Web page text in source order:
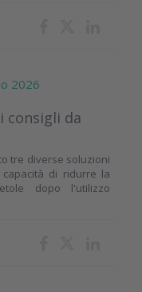
2026
consigli da
tre diverse soluzioni
di ridurre la
dopo l'utilizzo